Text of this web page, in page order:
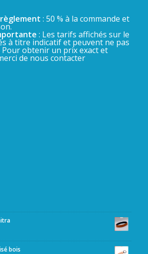
: 50 % à la commande et
: Les tarifs affichés sur le
à titre indicatif et peuvent ne pas
Pour obtenir un prix exact et
de nous contacter
bois